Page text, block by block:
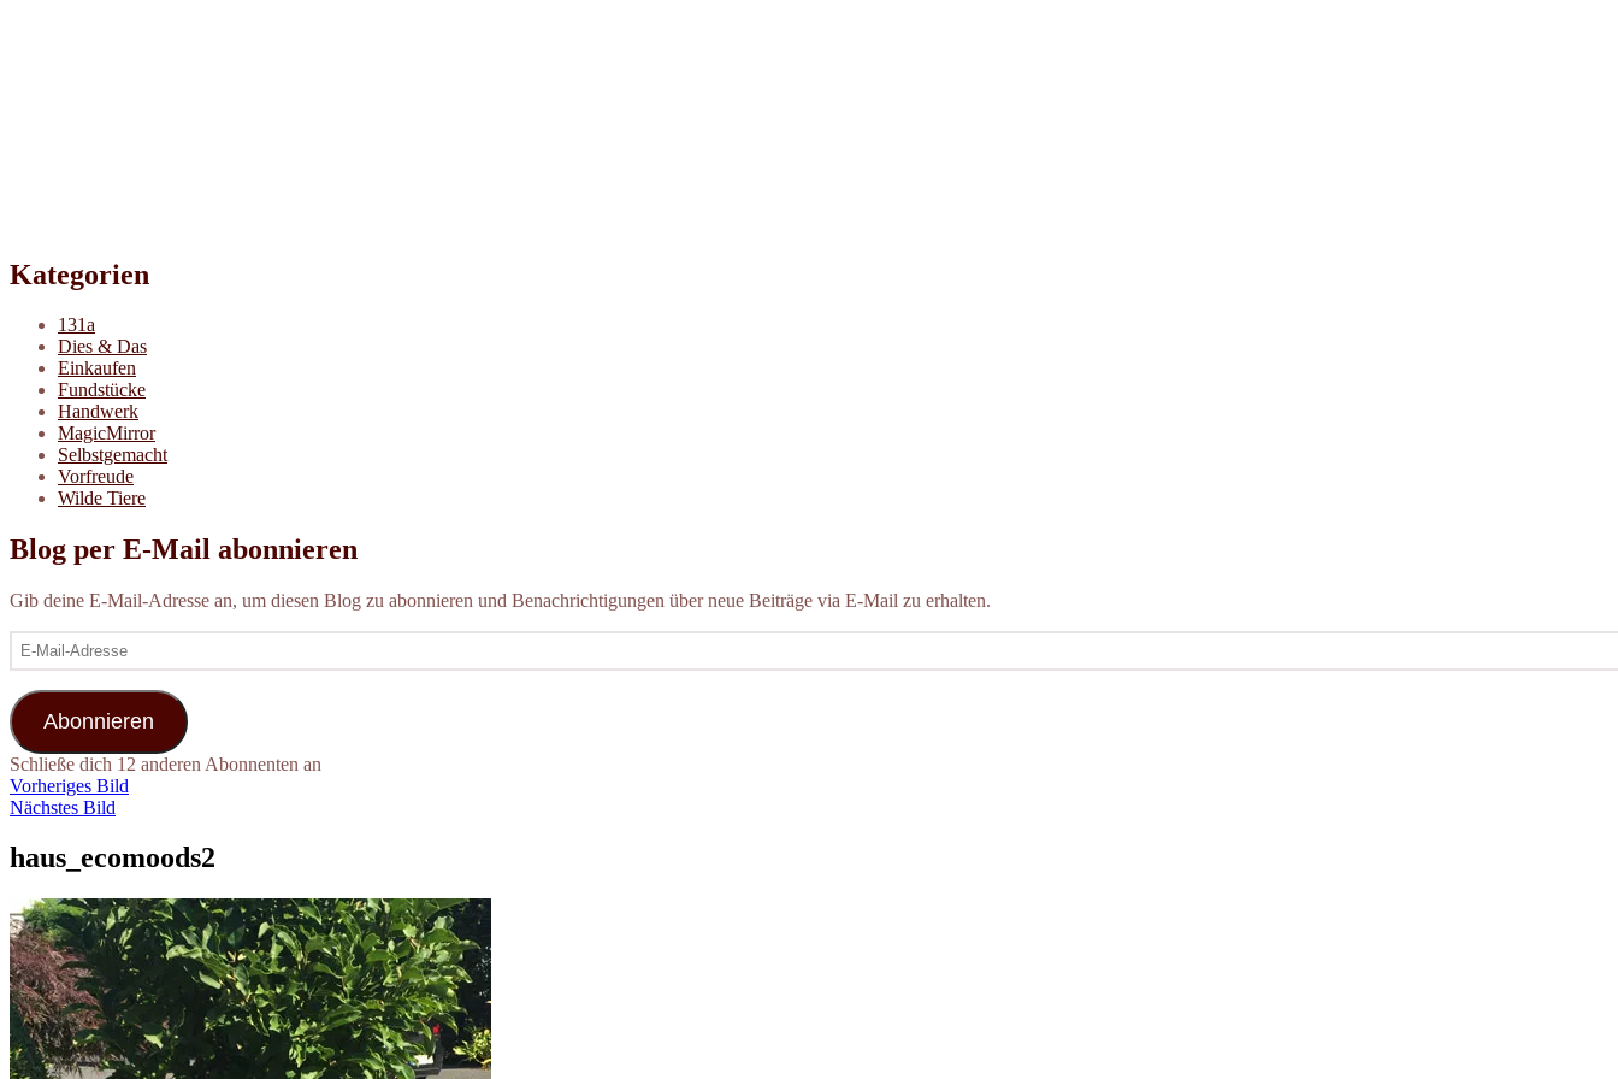
Kategorien
131a
Dies & Das
Einkaufen
Fundstücke
Handwerk
MagicMirror
Selbstgemacht
Vorfreude
Wilde Tiere
Blog per E-Mail abonnieren
Gib deine E-Mail-Adresse an, um diesen Blog zu abonnieren und Benachrichtigungen über neue Beiträge via E-Mail zu erhalten.
E-
Mail-
Abonnieren
Schließe dich 12 anderen Abonnenten an
Vorheriges Bild
Nächstes Bild
haus_ecomoods2